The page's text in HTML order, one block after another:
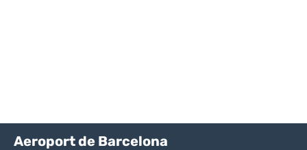
Aeroport de Barcelona